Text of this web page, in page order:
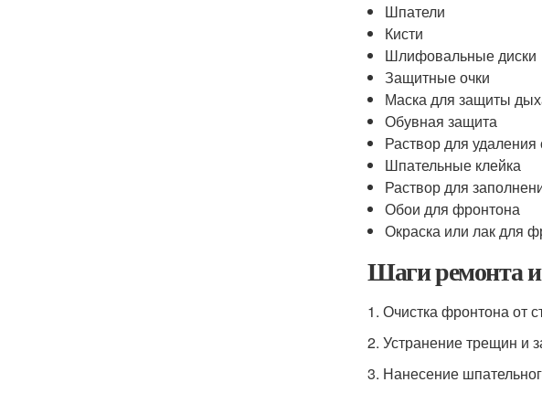
Шпатели
Кисти
Шлифовальные диски
Защитные очки
Маска для защиты
Обувная защита
Раствор для удаления
Шпательные клейка
Раствор для
Обои для фронтона
Окраска или лак для
Шаги ремонта
1. Очистка фронтона от
2. Устранение трещин и
3. Нанесение